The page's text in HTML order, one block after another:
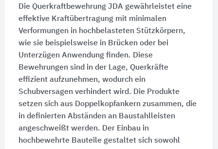
Die Querkraftbewehrung JDA gewährleistet eine
effektive Kraftübertragung mit minimalen
Verformungen in hochbelasteten Stützkörpern,
wie sie beispielsweise in Brücken oder bei
Unterzügen Anwendung finden. Diese
Bewehrungen sind in der Lage, Querkräfte
effizient aufzunehmen, wodurch ein
Schubversagen verhindert wird. Die Produkte
setzen sich aus Doppelkopfankern zusammen, die
in definierten Abständen an Baustahlleisten
angeschweißt werden. Der Einbau in
hochbewehrte Bauteile gestaltet sich sowohl